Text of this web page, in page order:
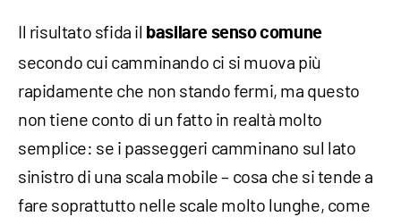
Il risultato sfida il basilare senso comune
secondo cui camminando ci si muova più
rapidamente che non stando fermi, ma questo
non tiene conto di un fatto in realtà molto
semplice: se i passeggeri camminano sul lato
sinistro di una scala mobile – cosa che si tende a
fare soprattutto nelle scale molto lunghe, come